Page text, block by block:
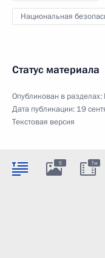
Национальная
Статус материала
Опубликован в разделах:
Дата публикации: 19
Текстовая версия
5 7м